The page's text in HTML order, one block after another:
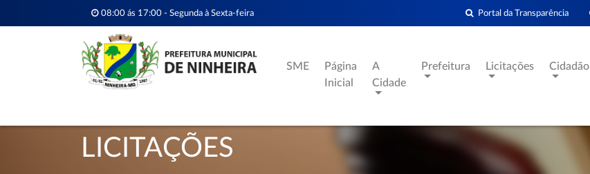
08:00 ás 17:00 - Segunda à Sexta-feira Portal da Transparência
SME
Página
Inicial
A
Cidade
Prefeitura Licitações Cidadão
LICITAÇÕES